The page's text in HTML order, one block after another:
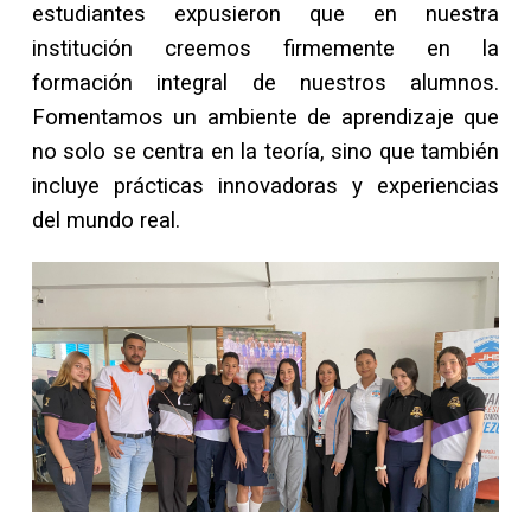
estudiantes expusieron que en nuestra
institución creemos firmemente en la
formación integral de nuestros alumnos.
Fomentamos un ambiente de aprendizaje que
no solo se centra en la teoría, sino que también
incluye prácticas innovadoras y experiencias
del mundo real.